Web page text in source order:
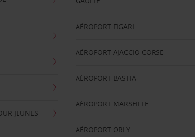
JEUNES
AÉROPORT FIGARI
AÉROPORT AJACCIO CORSE
AÉROPORT BASTIA
AÉROPORT MARSEILLE
AÉROPORT ORLY